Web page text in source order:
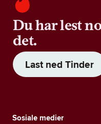
Du har lest
det.
Last ned Tinder
Sosiale medier